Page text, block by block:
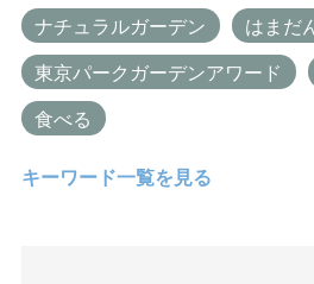
ナチュラルガーデン はまだ
東京パークガーデンアワード
食べる
キーワード一覧を見る